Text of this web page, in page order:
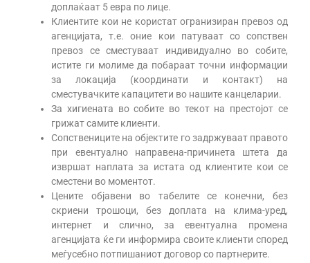
доплаќаат 5 евра по лице.
Клиентите кои не користат огранизиран превоз од
агенцијата, т.е. оние кои патуваат со сопствен
превоз се сместуваат индивидуално во собите,
истите ги молиме да побараат точни информации
за локација (координати и контакт) на
сместувачките капацитети во нашите канцеларии.
За хигиената во собите во текот на престојот се
грижат самите клиенти.
Сопствениците на објектите го задржуваат правото
при евентуално направена-причинета штета да
извршат наплата за истата од клиентите кои се
сместени во моментот.
Цените објавени во табелите се конечни, без
скриени трошоци, без доплата на клима-уред,
интернет и слично, за евентуална промена
агенцијата ќе ги информира своите клиенти според
меѓусебно потпишаниот договор со партнерите.